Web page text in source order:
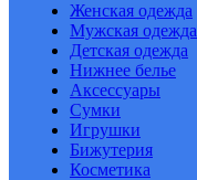
Женская одежда
Мужская одежда
Детская одежда
Нижнее белье
Аксессуары
Сумки
Игрушки
Бижутерия
Косметика